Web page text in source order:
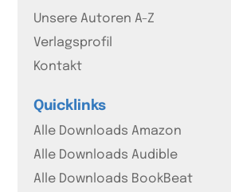
Unsere Autoren A-Z
Verlagsprofil
Kontakt
Quicklinks
Alle Downloads Amazon
Alle Downloads Audible
Alle Downloads BookBeat